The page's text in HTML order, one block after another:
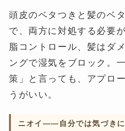
頭皮のベタつきと髪のベ
で、両方に対処する必要
脂コントロール、髪はダ
ングで湿気をブロック。
策」と言っても、アプロ
うがいい。
ニオイ——自分では気づき